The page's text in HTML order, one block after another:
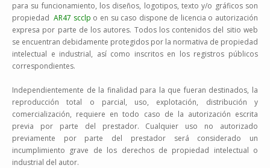
para su funcionamiento, los diseños, logotipos, texto y/o gráficos son
propiedadAR47 scclp o en su caso dispone de licencia o autorización
expresa por parte de los autores. Todos los contenidos del sitio web
se encuentran debidamente protegidos por la normativa de propiedad
intelectual e industrial, así como inscritos en los registros públicos
correspondientes.
Independientemente de la finalidad para la que fueran destinados, la
reproducción total o parcial, uso, explotación, distribución y
comercialización, requiere en todo caso de la autorización escrita
previa por parte del prestador. Cualquier uso no autorizado
previamente por parte del prestador será considerado un
incumplimiento grave de los derechos de propiedad intelectual o
industrial del autor.